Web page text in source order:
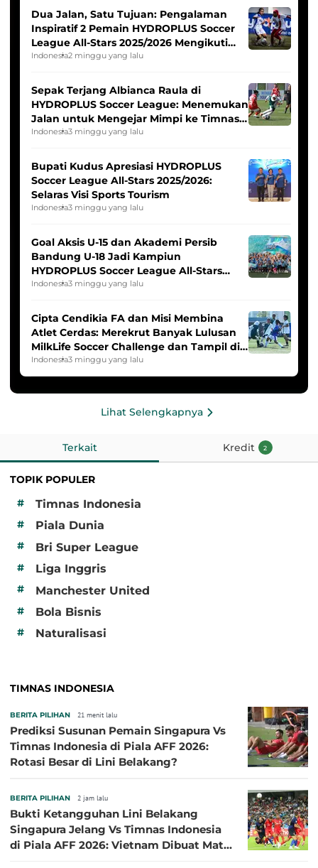
Dua Jalan, Satu Tujuan: Pengalaman
Inspiratif 2 Pemain HYDROPLUS Soccer
League All-Stars 2025/2026 Mengikuti
Seleksi Timnas Indonesia Putri
Indonesia2 minggu yang lalu
Sepak Terjang Albianca Raula di
HYDROPLUS Soccer League: Menemukan
Jalan untuk Mengejar Mimpi ke Timnas
Indonesia Putri
Indonesia3 minggu yang lalu
Bupati Kudus Apresiasi HYDROPLUS
Soccer League All-Stars 2025/2026:
Selaras Visi Sports Tourism
Indonesia3 minggu yang lalu
Goal Aksis U-15 dan Akademi Persib
Bandung U-18 Jadi Kampiun
HYDROPLUS Soccer League All-Stars
2025/2026
Indonesia3 minggu yang lalu
Cipta Cendikia FA dan Misi Membina
Atlet Cerdas: Merekrut Banyak Lulusan
MilkLife Soccer Challenge dan Tampil di
HYDROPLUS Soccer League
Indonesia3 minggu yang lalu
Lihat Selengkapnya
Terkait Kredit 2
TOPIK POPULER
#
Timnas Indonesia
# Piala Dunia
# Bri Super League
# Liga Inggris
# Manchester United
# Bola Bisnis
# Naturalisasi
TIMNAS INDONESIA
BERITA PILIHAN 21 menit lalu
Prediksi Susunan Pemain Singapura Vs
Timnas Indonesia di Piala AFF 2026:
Rotasi Besar di Lini Belakang?
BERITA PILIHAN 2 jam lalu
Bukti Ketangguhan Lini Belakang
Singapura Jelang Vs Timnas Indonesia
di Piala AFF 2026: Vietnam Dibuat Mati